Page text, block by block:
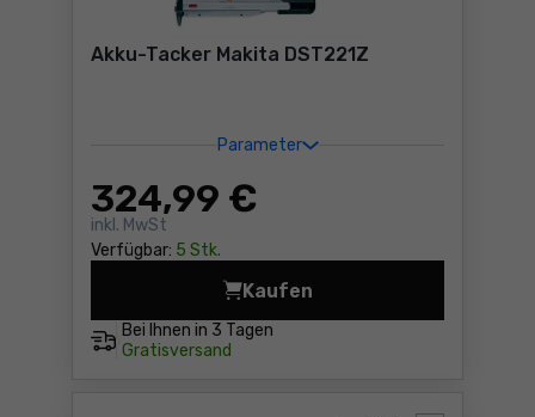
Akku-Tacker Makita DST221Z
Parameter
324,99 €
inkl. MwSt
Verfügbar: 5 Stk.
Bei Ihnen in 3 Tagen
Gratisversand
Kaufen
Akku-Tacker Makita